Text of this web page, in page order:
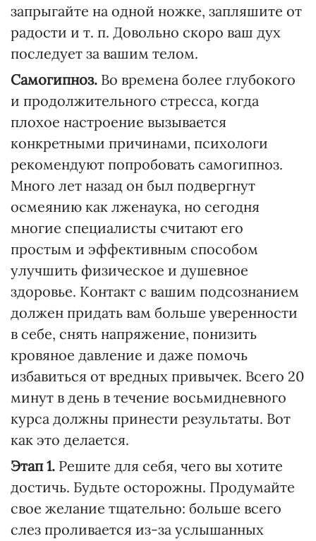
запрыгайте на одной ножке, запляшите от
радости и т. п. Довольно скоро ваш дух
последует за вашим телом.
Самогипноз. Во времена более глубокого
и продолжительного стресса, когда
плохое настроение вызывается
конкретными причинами, психологи
рекомендуют попробовать самогипноз.
Много лет назад он был подвергнут
осмеянию как лженаука, но сегодня
многие специалисты считают его
простым и эффективным способом
улучшить физическое и душевное
здоровье. Контакт с вашим подсознанием
должен придать вам больше уверенности
в себе, снять напряжение, понизить
кровяное давление и даже помочь
избавиться от вредных привычек. Всего 20
минут в день в течение восьмидневного
курса должны принести результаты. Вот
как это делается.
Этап 1. Решите для себя, чего вы хотите
достичь. Будьте осторожны. Продумайте
свое желание тщательно: больше всего
слез проливается из-за услышанных